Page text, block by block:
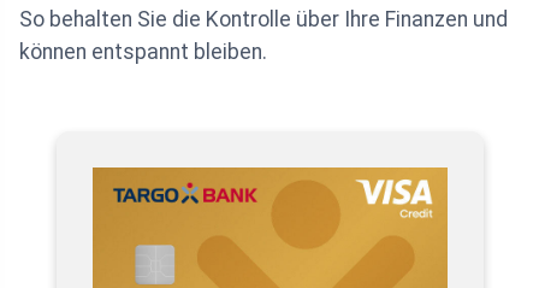
So behalten Sie die Kontrolle über Ihre Finanzen und
können entspannt bleiben.